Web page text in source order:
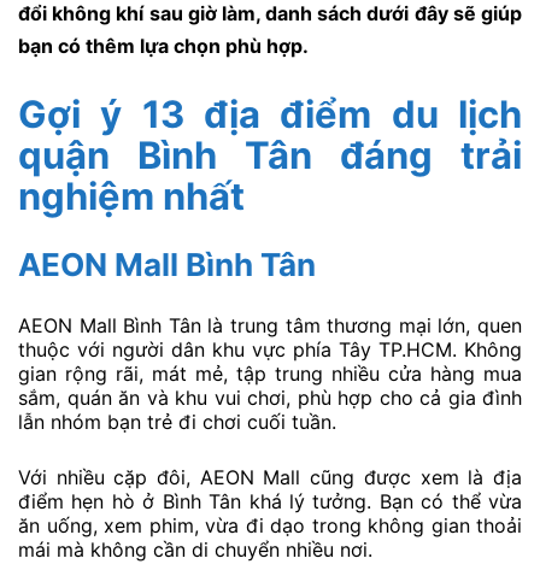
đổi không khí sau giờ làm, danh sách dưới đây sẽ giúp
bạn có thêm lựa chọn phù hợp.
Gợi ý 13 địa điểm du lịch
quận Bình Tân đáng trải
nghiệm nhất
AEON Mall Bình Tân
AEON Mall Bình Tân là trung tâm thương mại lớn, quen
thuộc với người dân khu vực phía Tây TP.HCM. Không
gian rộng rãi, mát mẻ, tập trung nhiều cửa hàng mua
sắm, quán ăn và khu vui chơi, phù hợp cho cả gia đình
lẫn nhóm bạn trẻ đi chơi cuối tuần.
Với nhiều cặp đôi, AEON Mall cũng được xem là địa
điểm hẹn hò ở Bình Tân khá lý tưởng. Bạn có thể vừa
ăn uống, xem phim, vừa đi dạo trong không gian thoải
mái mà không cần di chuyển nhiều nơi.